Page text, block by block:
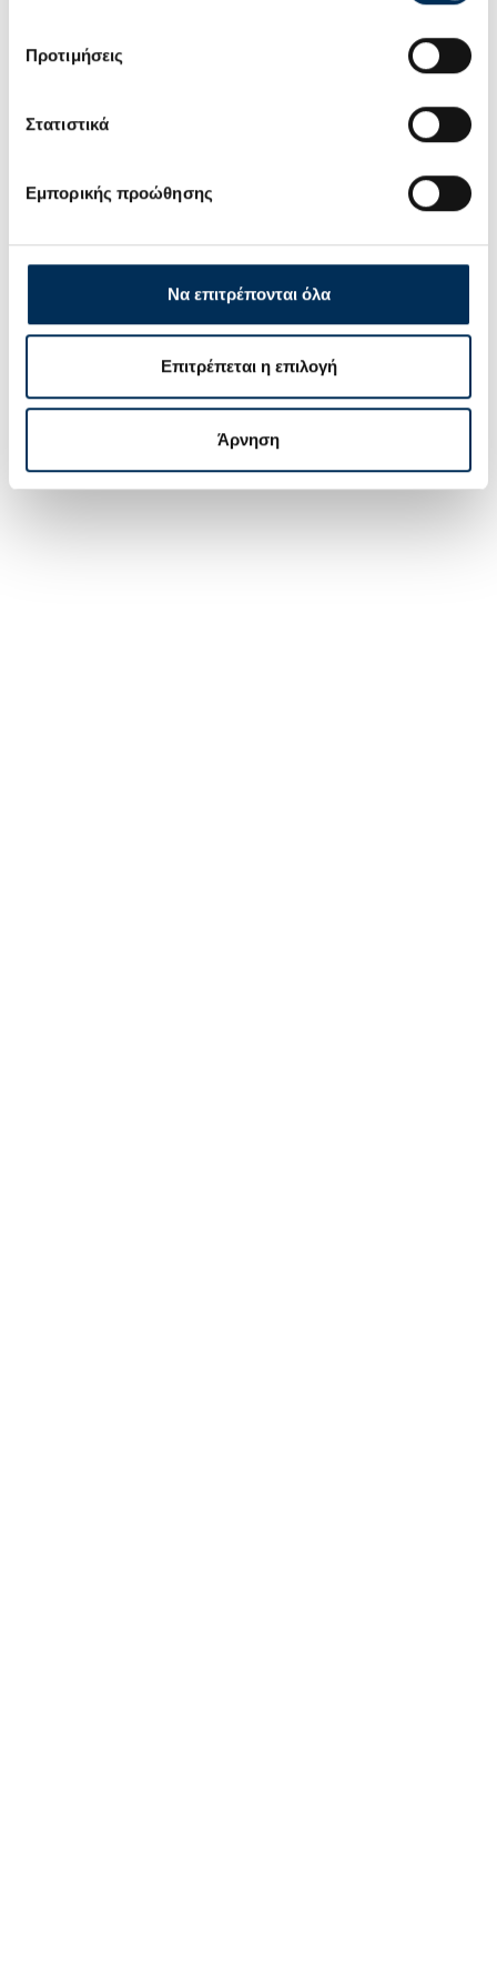
Προτιμήσεις
Στατιστικά
Εμπορικής προώθησης
Να επιτρέπονται όλα
Επιτρέπεται η επιλογή
Άρνηση